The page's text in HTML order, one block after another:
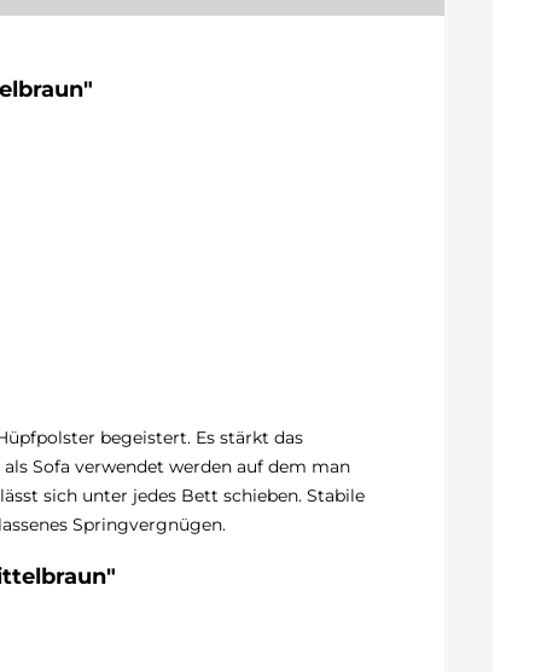
begeistert. Es stärkt das
Sofa verwendet werden auf dem man
sich unter jedes Bett schieben. Stabile
Springvergnügen.